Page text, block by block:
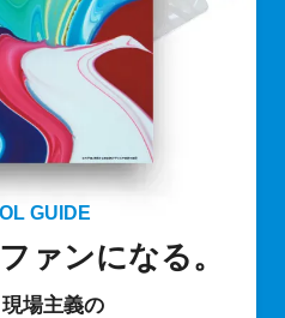
GUIDE
ァンになる。
場主義の